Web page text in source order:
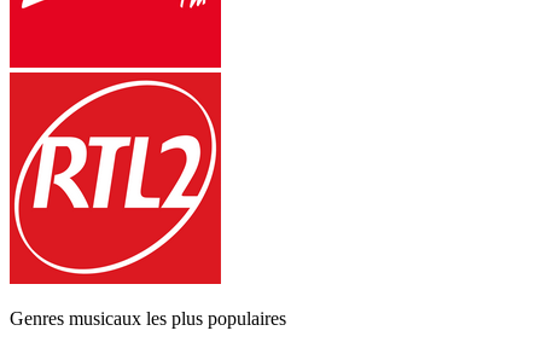
Genres musicaux les plus populaires